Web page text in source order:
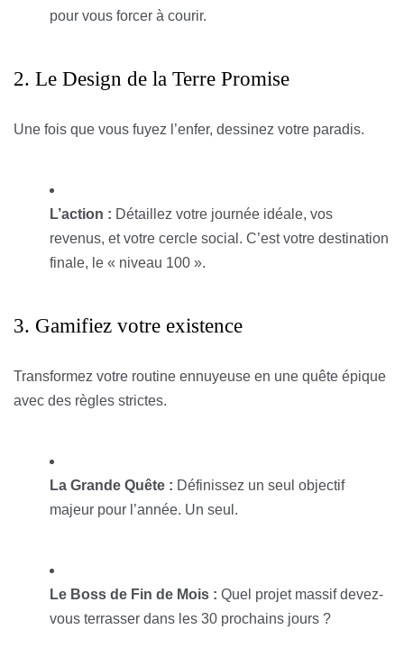
pour vous forcer à courir.
2. Le Design de la Terre Promise
Une fois que vous fuyez l’enfer, dessinez votre paradis.
L’action : Détaillez votre journée idéale, vos
revenus, et votre cercle social. C’est votre destination
finale, le « niveau 100 ».
3. Gamifiez votre existence
Transformez votre routine ennuyeuse en une quête épique
avec des règles strictes.
La Grande Quête : Définissez un seul objectif
majeur pour l’année. Un seul.
Le Boss de Fin de Mois : Quel projet massif devez-
vous terrasser dans les 30 prochains jours ?